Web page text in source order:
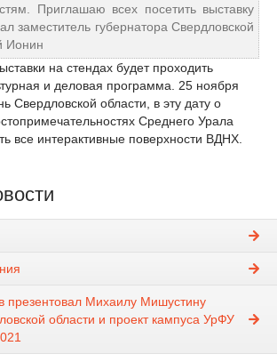
Приглашаю всех посетить выставку
заместитель губернатора Свердловской
Ионин
на стендах будет проходить
и деловая программа. 25 ноября
Свердловской области, в эту дату о
Среднего Урала
все интерактивные поверхности ВДНХ.
презентовал Михаилу Мишустину
области и проект кампуса УрФУ